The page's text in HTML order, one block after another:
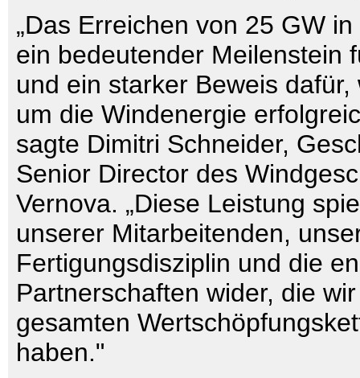
„Das Erreichen von 25 GW
ein bedeutender Meilenstein
und ein starker Beweis dafür,
um die Windenergie
sagte Dimitri Schneider,
Senior Director des
Vernova. „Diese Leistung
unserer Mitarbeitenden,
Fertigungsdisziplin und die
Partnerschaften wider, die
gesamten
haben."